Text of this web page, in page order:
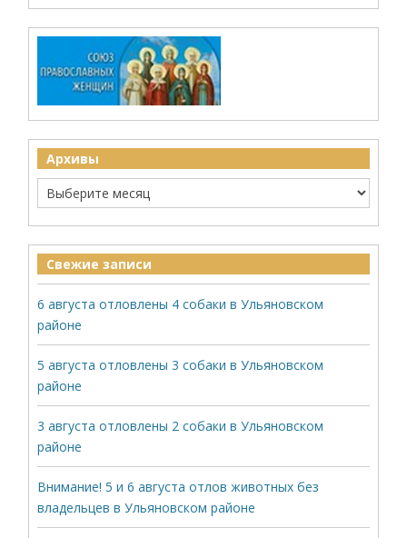
Архивы
Свежие записи
6 августа отловлены 4 собаки в Ульяновском
районе
5 августа отловлены 3 собаки в Ульяновском
районе
3 августа отловлены 2 собаки в Ульяновском
районе
Внимание! 5 и 6 августа отлов животных без
владельцев в Ульяновском районе